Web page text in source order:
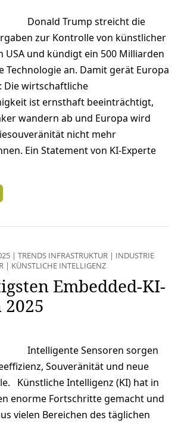
Donald Trump streicht die
zur Kontrolle von künstlicher
USA und kündigt ein 500 Milliarden
Technologie an. Damit gerät Europa
Die wirtschaftliche
ist ernsthaft beeinträchtigt,
wandern ab und Europa wird
nicht mehr
Ein Statement von KI-Experte
| TRENDS INFRASTRUKTUR | INDUSTRIE
| KÜNSTLICHE INTELLIGENZ
Embedded-KI-
Intelligente Sensoren sorgen
Souveränität und neue
Künstliche Intelligenz (KI) hat in
enorme Fortschritte gemacht und
vielen Bereichen des täglichen